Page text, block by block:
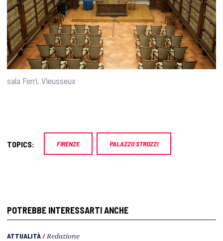
sala Ferri, Vieusseux
TOPICS: FIRENZE PALAZZO STROZZI
POTREBBE INTERESSARTI ANCHE
ATTUALITÀ/ Redazione